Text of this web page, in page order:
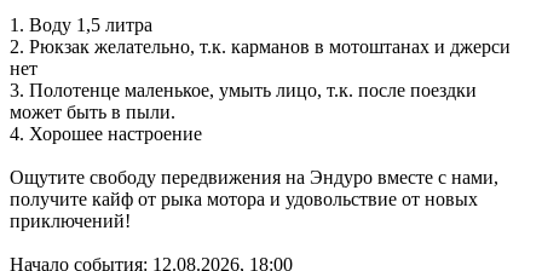
1. Воду 1,5 литра
2. Рюкзак желательно, т.к. карманов в мотоштанах и джерси
нет
3. Полотенце маленькое, умыть лицо, т.к. после поездки
может быть в пыли.
4. Хорошее настроение
Ощутите свободу передвижения на Эндуро вместе с нами,
получите кайф от рыка мотора и удовольствие от новых
приключений!
Начало события: 12.08.2026, 18:00